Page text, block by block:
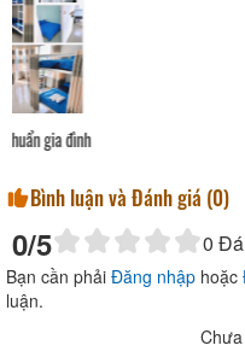
Bình luận và Đánh giá (0)
0/5 0
Bạn cần phải Đăng nhập hoặc
luận.